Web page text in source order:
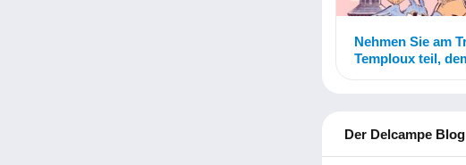
Nehmen Sie am
Temploux teil,
Der Delcampe Blog